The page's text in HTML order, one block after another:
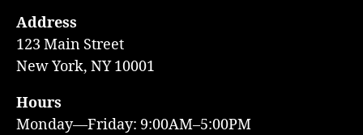
Address
123 Main Street
New York, NY 10001
Hours
Monday—Friday: 9:00AM–5:00PM